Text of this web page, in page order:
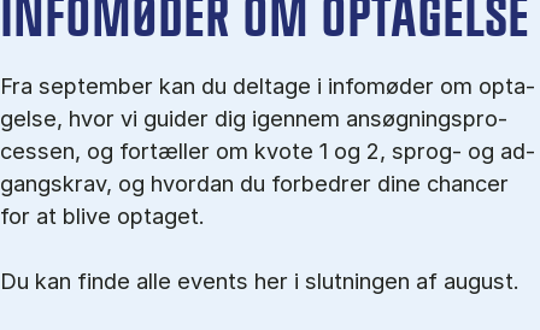
IN­FO­MØ­DER OM OP­TA­GEL­SE
Fra september kan du del­tage i in­fo­mø­der om op­ta­
gel­se, hvor vi gu­i­der dig igen­nem an­søg­nings­pro­
ces­sen, og for­tæl­ler om kvo­te 1 og 2, sprog- og ad­
gangs­krav, og hvordan du forbedrer dine chancer
for at blive optaget.
Du kan finde alle events her i slutningen af august.